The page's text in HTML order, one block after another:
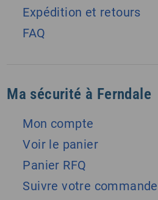
Expédition et retours
FAQ
Ma sécurité à Ferndale
Mon compte
Voir le panier
Panier RFQ
Suivre votre commande